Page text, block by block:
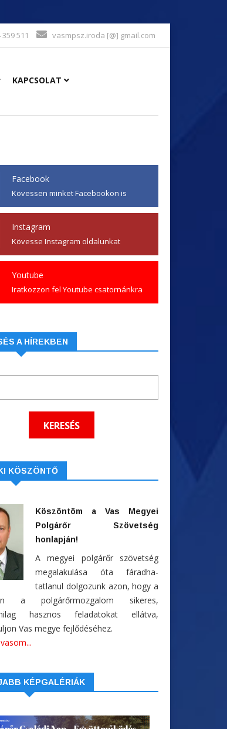
359 511 vasmpsz.iroda [@] gmail.com
KAPCSOLAT
Facebook
Kövessen minket Facebookon is
Instagram
Kövesse Instagram oldalunkat
Youtube
Iratkozzon fel Youtube csatornánkra
A HÍREKBEN
KÖSZÖNTŐ
Köszöntöm a Vas Megyei
Polgárőr Szövetség
honlapján!
A megyei polgárőr szövetség
megalakulása óta fáradha-
tatlanul dolgozunk azon, hogy a
a polgárőrmozgalom sikeres,
hasznos feladatokat ellátva,
Vas megye fejlődéséhez.
KÉPGALÉRIÁK